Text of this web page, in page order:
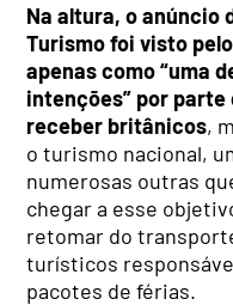
Na altura, o anúncio
Turismo foi visto
apenas como “uma
intenções” por parte
receber britânicos,
o turismo nacional,
numerosas outras
chegar a esse
retomar do
turísticos
pacotes de férias.